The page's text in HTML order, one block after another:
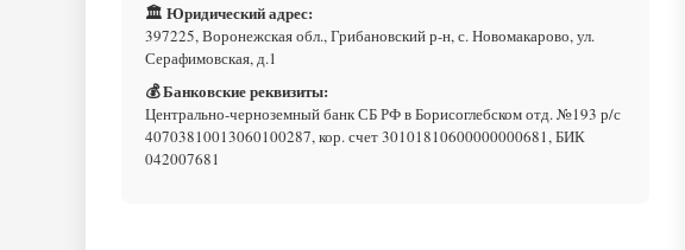
🏛 Юридический адрес:
397225, Воронежская обл., Грибановский р-н, с. Новомакарово, ул.
Серафимовская, д.1
💰 Банковские реквизиты:
Центрально-черноземный банк СБ РФ в Борисоглебском отд. №193 р/с
40703810013060100287, кор. счет 30101810600000000681, БИК
042007681